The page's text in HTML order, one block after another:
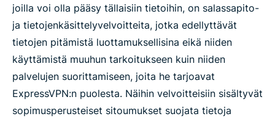
joilla voi olla pääsy tällaisiin tietoihin, on salassapito-
ja tietojenkäsittelyvelvoitteita, jotka edellyttävät
tietojen pitämistä luottamuksellisina eikä niiden
käyttämistä muuhun tarkoitukseen kuin niiden
palvelujen suorittamiseen, joita he tarjoavat
ExpressVPN:n puolesta. Näihin velvoitteisiin sisältyvät
sopimusperusteiset sitoumukset suojata tietoja